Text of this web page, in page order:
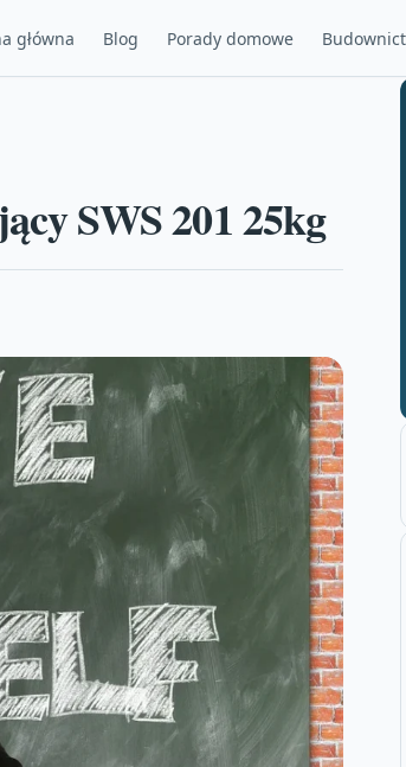
główna Blog Porady domowe
SWS 201 25kg